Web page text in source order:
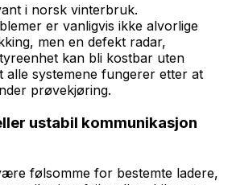
i norsk vinterbruk.
er vanligvis ikke alvorlige
men en defekt radar,
kan bli kostbar uten
alle systemene fungerer etter at
prøvekjøring.
ustabil kommunikasjon
følsomme for bestemte ladere,